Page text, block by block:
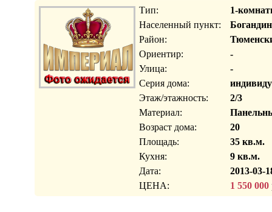
Тип:
1-
Населенный пункт:
Район:
Ориентир:
-
Улица:
-
Серия дома:
Этаж/этажность:
2/3
Материал:
Возраст дома:
20
Площадь:
35 кв.м.
Кухня:
9 кв.м.
Дата:
2013-03-
ЦЕНА:
1 550 000